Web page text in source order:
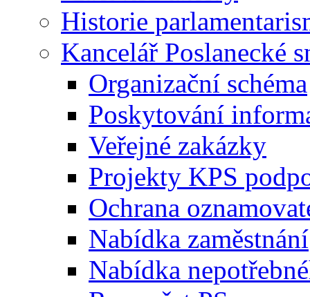
Historie
Kancelář Poslanecké
Organizační schéma
Poskytování
Veřejné zakázky
Projekty KPS
Ochrana
Nabídka zaměstnání
Nabídka